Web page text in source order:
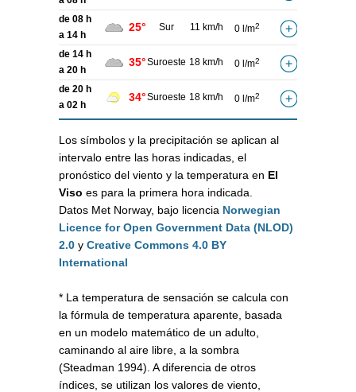
de 08 h
a 14 h
25° Sur 11 km/h 0 l/m2
de 14 h
a 20 h
35°Suroeste 18 km/h 0 l/m2
de 20 h
a 02 h
34°Suroeste 18 km/h 0 l/m2
Los símbolos y la precipitación se aplican al
intervalo entre las horas indicadas, el
pronóstico del viento y la temperatura en El
Viso es para la primera hora indicada.
Datos Met Norway, bajo licencia Norwegian
Licence for Open Government Data (NLOD)
2.0 y Creative Commons 4.0 BY
International
* La temperatura de sensación se calcula con
la fórmula de temperatura aparente, basada
en un modelo matemático de un adulto,
caminando al aire libre, a la sombra
(Steadman 1994). A diferencia de otros
índices, se utilizan los valores de viento,